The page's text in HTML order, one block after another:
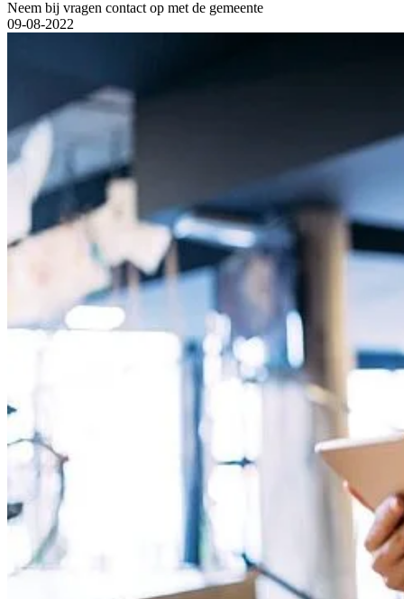
Neem bij vragen contact op met de gemeente
09-08-2022